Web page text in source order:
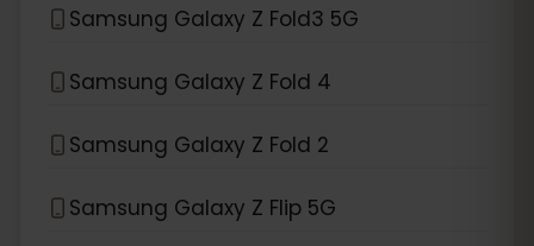
Samsung Galaxy Z Fold3 5G
Samsung Galaxy Z Fold 4
Samsung Galaxy Z Fold 2
Samsung Galaxy Z Flip 5G